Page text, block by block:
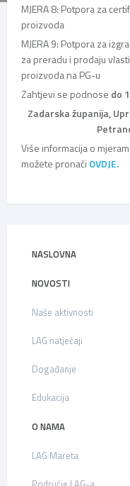
MJERA 8: Potpora za
proizvoda
MJERA 9: Potpora za
za preradu i prodaju
proizvoda na PG-u
Zahtjevi se podnose do
Zadarska županija,
Više informacija o
možete pronaći OVDJE.
NASLOVNA
NOVOSTI
Naše aktivnosti
LAG natječaji
Događanje
Edukacija
O NAMA
LAG Mareta